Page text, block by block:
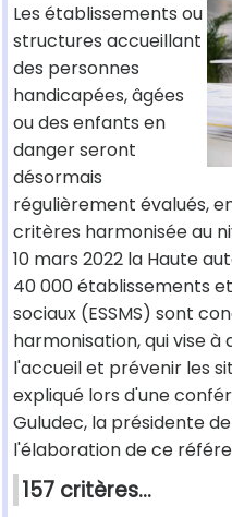
Les établissements ou
structures accueillant
des personnes
handicapées, âgées
ou des enfants en
danger seront
désormais
régulièrement évalués,
critères harmonisée au
10 mars 2022 la Haute
40 000 établissements
sociaux (ESSMS) sont
harmonisation, qui vise
l'accueil et prévenir les
expliqué lors d'une
Guludec, la présidente
l'élaboration de ce
157 critères...